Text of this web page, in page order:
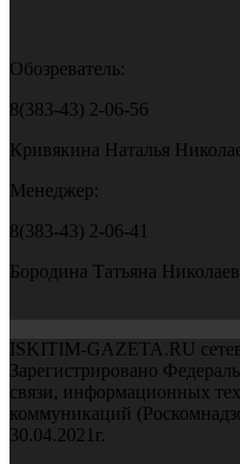
Обозреватель:
8(383-43) 2-06-56
Кривякина Наталья
Менеджер:
8(383-43) 2-06-41
Бородина Татьяна
ISKITIM-GAZETA.RU
Зарегистрировано
связи, информационных
коммуникаций
30.04.2021г.